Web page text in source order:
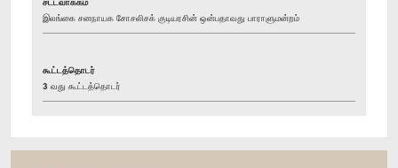
இலங்கை சனநாயக சோசலிசக் குடியரசின் ஒன்பதாவது பாராளுமன்றம்
கூட்டத்தொடர்
3 வது கூட்டத்தொடர்